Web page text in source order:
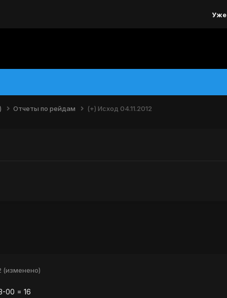
Уже
Отчеты по рейдам (+) Исход 04.11.2012
(изменено)
00 = 16